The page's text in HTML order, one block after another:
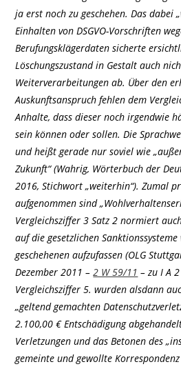
ja erst noch zu geschehen. Das dabei
Einhalten von DSGVO-Vorschriften
Berufungsklägerdaten sicherte
Löschungszustand in Gestalt auch
Weiterverarbeitungen ab. Über den
Auskunftsanspruch fehlen dem
Anhalte, dass dieser noch irgendwie
sein können oder sollen. Die
und heißt gerade nur soviel wie
Zukunft“ (Wahrig, Wörterbuch der
2016, Stichwort „weiterhin“). Zumal
aufgenommen sind
Vergleichsziffer 3 Satz 2 normiert
auf die gesetzlichen
geschehenen aufzufassen (OLG
Dezember 2011 –2 W 59/11 – zu I A
Vergleichsziffer 5. wurden alsdann
„geltend gemachten
2.100,00 € Entschädigung
Verletzungen und das Betonen des
gemeinte und gewollte